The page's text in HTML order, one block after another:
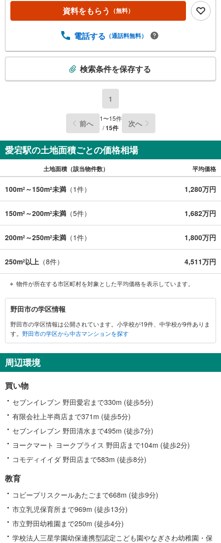
資料をもらう （無料）
電話する （通話料無料）
検
知
を
取
る
・
条
件
マ
ジ
に
保
存
す
る
検索条件を保存する
1
前へ 1〜15件
/15件 次へ
愛宕駅の土地面積ごとの価格相場
土地面積（該当物件数） 平均価格
100m2 ～150m2未満 （1件） 1,280万円
150m2 ～200m2未満 （5件） 1,682万円
200m2 ～250m2未満 （1件） 1,800万円
250m2以上 （8件） 4,511万円
物件が所在する市区町村を対象とした平均価格を表示しています。
野
田
市
に
す
る
報
野田市の学区情報
野田市の学区情報は公開されています。小学校が19件、中学校が9件ありま
す。 野田市の学区から中古マンションを探す
周辺環境
買い物
セブンイレブン 野田愛宕まで330m (徒歩5分)
有限会社上半商店まで371m (徒歩5分)
セブンイレブン 野田清水まで495m (徒歩7分)
ヨークマート ヨークプライス 野田店まで104m (徒歩2分)
コモディイイダ 野田店まで583m (徒歩8分)
教育
コビープリスクールあたごまで668m (徒歩9分)
市立乳児保育所まで969m (徒歩13分)
市立野田幼稚園まで250m (徒歩4分)
学校法人三星学園幼保連携型認定こども園やなぎさわ幼稚園・保